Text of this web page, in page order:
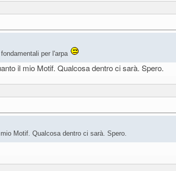
per l'arpa
il mio Motif. Qualcosa dentro ci sarà. Spero.
Motif. Qualcosa dentro ci sarà. Spero.